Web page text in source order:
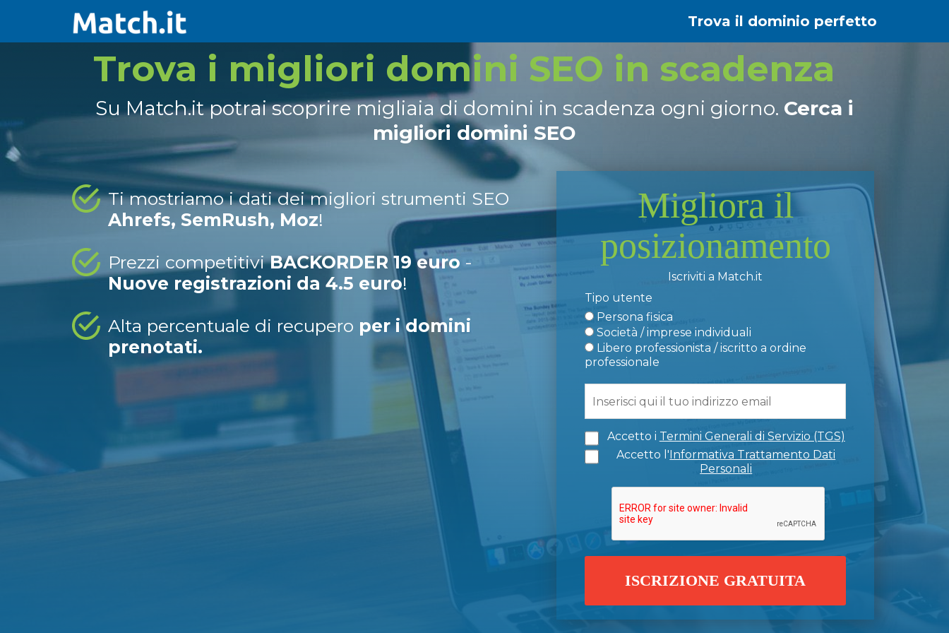
Trova il dominio perfetto
Trova i migliori domini SEO in scadenza
Su Match.it potrai scoprire migliaia di domini in scadenza ogni giorno. Cerca i
migliori domini SEO
Ti mostriamo i dati dei migliori strumenti SEO
Ahrefs, SemRush, Moz!
Prezzi competitiviBACKORDER 19 euro -
Nuove registrazioni da 4.5 euro!
Alta percentuale di recupero per i domini
prenotati.
Migliora il
posizionamento
Iscriviti a Match.it
Tipo utente
Persona fisica
Società / imprese individuali
Libero professionista / iscritto a ordine
professionale
Accetto i Termini Generali di Servizio (TGS)
Accetto l'Informativa Trattamento Dati
Personali